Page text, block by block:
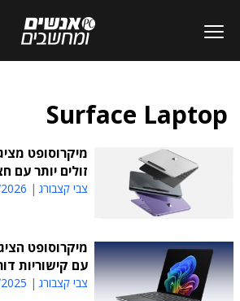
Surface Laptop
זולים יותר עם
צבי קצבורג 13:37
עם קישוריות דור 5
צבי קצבורג 15:46